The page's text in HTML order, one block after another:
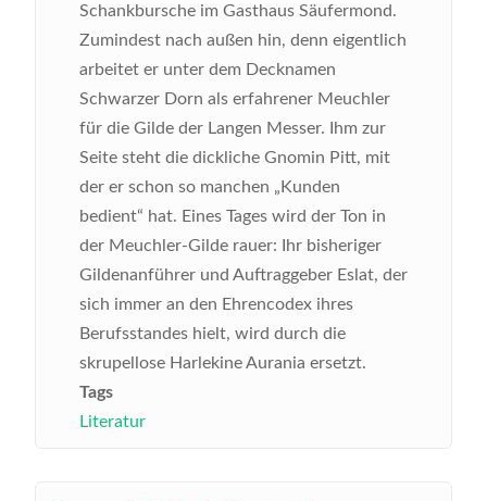
Schankbursche im Gasthaus Säufermond.
Zumindest nach außen hin, denn eigentlich
arbeitet er unter dem Decknamen
Schwarzer Dorn als erfahrener Meuchler
für die Gilde der Langen Messer. Ihm zur
Seite steht die dickliche Gnomin Pitt, mit
der er schon so manchen „Kunden
bedient“ hat. Eines Tages wird der Ton in
der Meuchler-Gilde rauer: Ihr bisheriger
Gildenanführer und Auftraggeber Eslat, der
sich immer an den Ehrencodex ihres
Berufsstandes hielt, wird durch die
skrupellose Harlekine Aurania ersetzt.
Tags
Literatur